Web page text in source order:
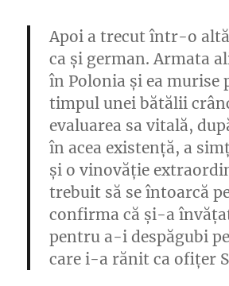
Apoi a trecut într-o
ca și german. Armata
în Polonia și ea murise
timpul unei bătălii
evaluarea sa vitală,
în acea existență, a
și o vinovăție
trebuit să se întoarcă
confirma că și-a
pentru a-i despăgubi
care i-a rănit ca ofițer